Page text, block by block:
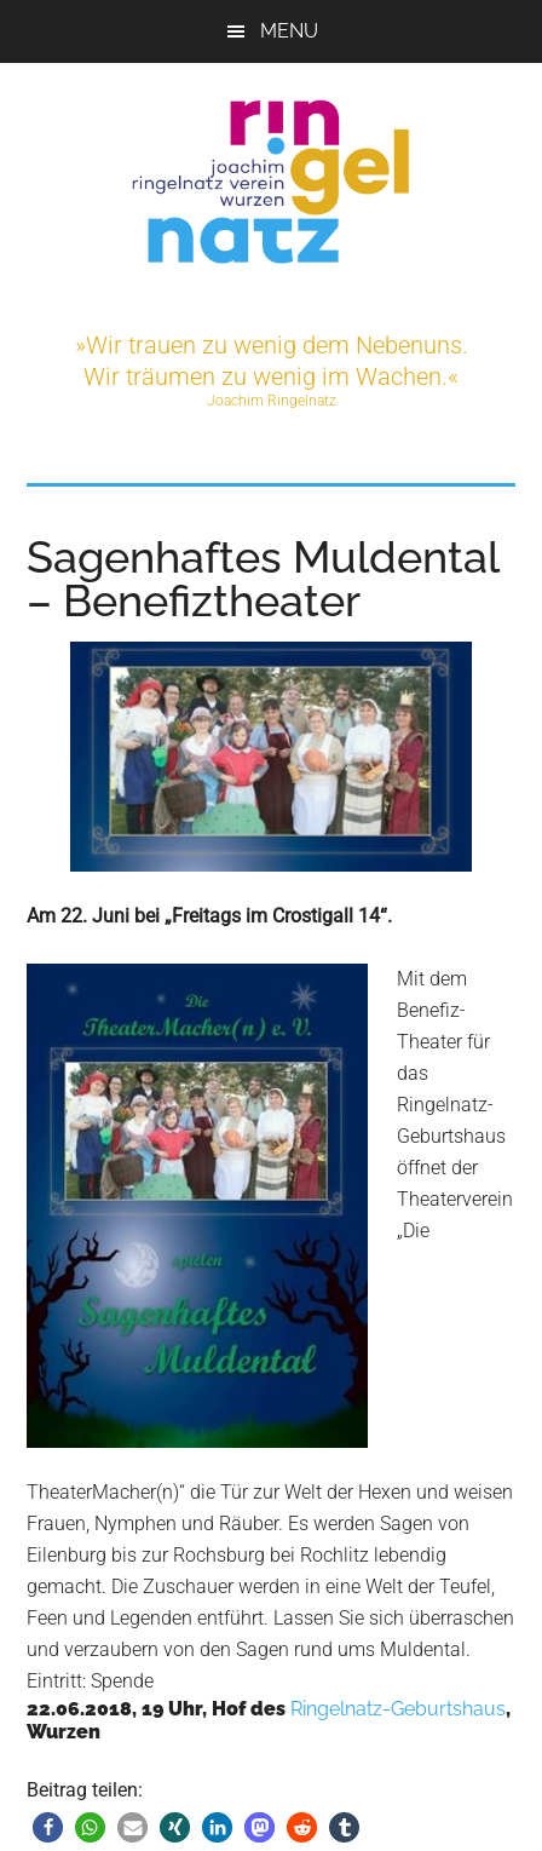
MENU
Ringelnatz-
Verein
e.V.
Projekte
in
Wurzen
»Wir trauen zu wenig dem Nebenuns.
Wir träumen zu wenig im Wachen.«
Joachim Ringelnatz
Sagenhaftes Muldental
– Benefiztheater
Am 22. Juni bei „Freitags im Crostigall 14“.
Mit dem
Benefiz-
Theater für
das
Ringelnatz-
Geburtshaus
öffnet der
Theaterverein
„Die
TheaterMacher(n)“ die Tür zur Welt der Hexen und weisen
Frauen, Nymphen und Räuber. Es werden Sagen von
Eilenburg bis zur Rochsburg bei Rochlitz lebendig
gemacht. Die Zuschauer werden in eine Welt der Teufel,
Feen und Legenden entführt. Lassen Sie sich überraschen
und verzaubern von den Sagen rund ums Muldental.
Eintritt: Spende
22.06.2018, 19 Uhr, Hof des Ringelnatz-Geburtshaus,
Wurzen
Beitrag teilen: